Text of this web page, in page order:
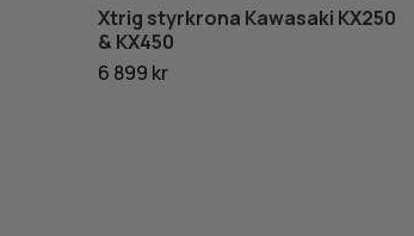
Xtrig styrkrona Kawasaki KX250
& KX450
6 899 kr